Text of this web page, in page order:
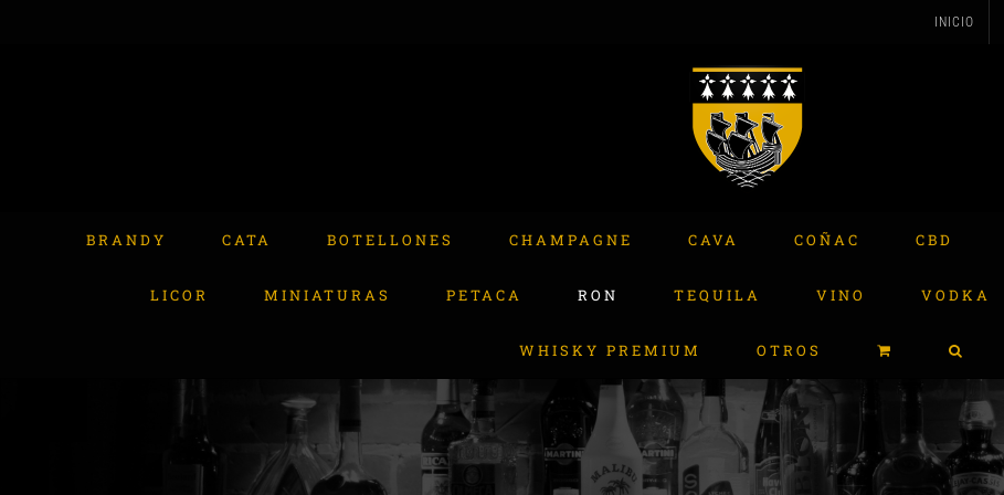
INICIO
BRANDY CATA BOTELLONES CHAMPAGNE CAVA COÑAC CBD
LICOR MINIATURAS PETACA RON TEQUILA VINO VODKA
WHISKY PREMIUM OTROS